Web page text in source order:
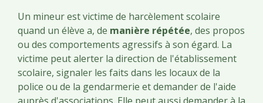
Un mineur est victime de harcèlement scolaire
quand un élève a, de manière répétée, des propos
ou des comportements agressifs à son égard. La
victime peut alerter la direction de l'établissement
scolaire, signaler les faits dans les locaux de la
police ou de la gendarmerie et demander de l'aide
auprès d'associations. Elle peut aussi demander à la